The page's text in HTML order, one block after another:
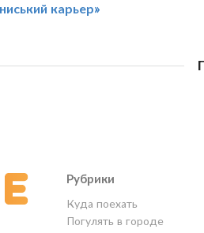
карьер»
Рубрики
Куда поехать
Погулять в городе